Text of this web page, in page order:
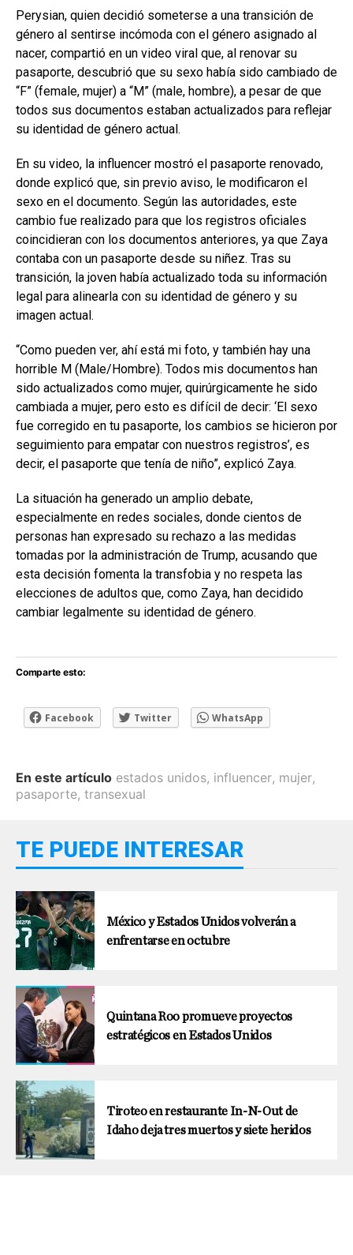
Perysian, quien decidió someterse a una transición de
género al sentirse incómoda con el género asignado al
nacer, compartió en un video viral que, al renovar su
pasaporte, descubrió que su sexo había sido cambiado de
“F” (female, mujer) a “M” (male, hombre), a pesar de que
todos sus documentos estaban actualizados para reflejar
su identidad de género actual.
En su video, la influencer mostró el pasaporte renovado,
donde explicó que, sin previo aviso, le modificaron el
sexo en el documento. Según las autoridades, este
cambio fue realizado para que los registros oficiales
coincidieran con los documentos anteriores, ya que Zaya
contaba con un pasaporte desde su niñez. Tras su
transición, la joven había actualizado toda su información
legal para alinearla con su identidad de género y su
imagen actual.
“Como pueden ver, ahí está mi foto, y también hay una
horrible M (Male/Hombre). Todos mis documentos han
sido actualizados como mujer, quirúrgicamente he sido
cambiada a mujer, pero esto es difícil de decir: ‘El sexo
fue corregido en tu pasaporte, los cambios se hicieron por
seguimiento para empatar con nuestros registros’, es
decir, el pasaporte que tenía de niño”, explicó Zaya.
La situación ha generado un amplio debate,
especialmente en redes sociales, donde cientos de
personas han expresado su rechazo a las medidas
tomadas por la administración de Trump, acusando que
esta decisión fomenta la transfobia y no respeta las
elecciones de adultos que, como Zaya, han decidido
cambiar legalmente su identidad de género.
Comparte esto:
Facebook Twitter WhatsApp
En este artículo estados unidos, influencer, mujer,
pasaporte, transexual
TE PUEDE INTERESAR
México y Estados Unidos volverán a
enfrentarse en octubre
Quintana Roo promueve proyectos
estratégicos en Estados Unidos
Tiroteo en restaurante In-N-Out de
Idaho deja tres muertos y siete heridos